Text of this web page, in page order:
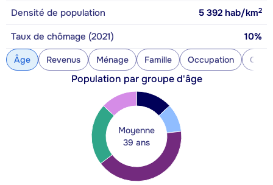
Densité de population 5 392 hab/km2
Taux de chômage (2021) 10%
Âge Revenus Ménage Famille Occupation
Population par groupe d'âge
Moyenne
39 ans